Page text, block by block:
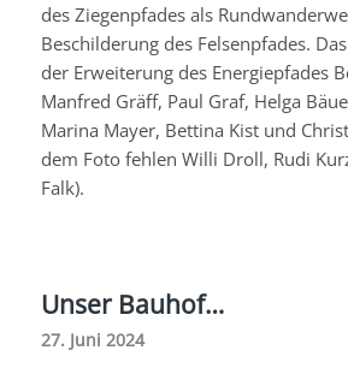
des Ziegenpfades als
Beschilderung des Felsenpfades.
der Erweiterung des Energiepfades
Manfred Gräff, Paul Graf, Helga
Marina Mayer, Bettina Kist und
dem Foto fehlen Willi Droll, Rudi
Falk).
Unser Bauhof…
27. Juni 2024